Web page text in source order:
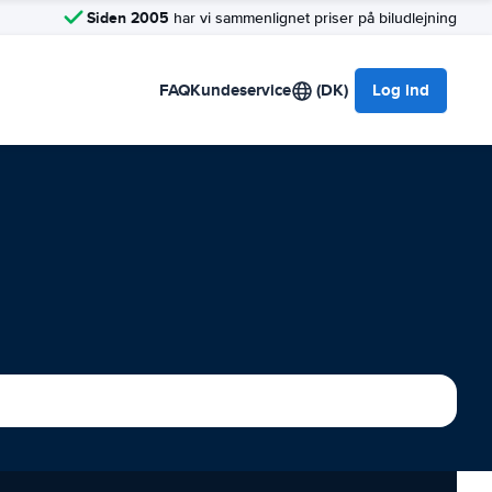
Siden 2005 har vi sammenlignet priser på biludlejning
FAQKundeservice (DK) Log ind